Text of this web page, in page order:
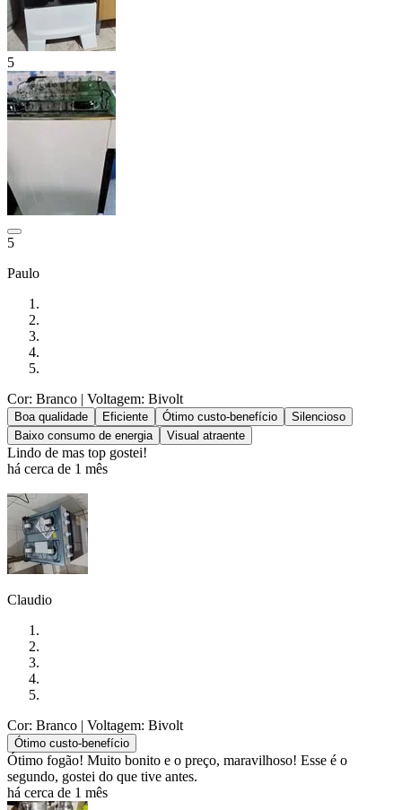
5
5
Paulo
Cor: Branco | Voltagem: Bivolt
Boa qualidade Eficiente Ótimo custo-benefício
Silencioso
Baixo consumo de energia
Visual atraente
Lindo de mas top gostei!
há cerca de 1 mês
Claudio
Cor: Branco | Voltagem: Bivolt
Ótimo custo-benefício
Ótimo fogão! Muito bonito e o preço, maravilhoso! Esse é o
segundo, gostei do que tive antes.
há cerca de 1 mês